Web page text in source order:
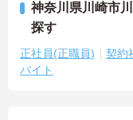
神奈川県川崎市
探す
正社員(正職員) 契約
バイト